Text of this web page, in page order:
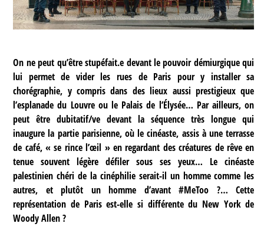
On ne peut qu’être stupéfait.e devant le pouvoir démiurgique qui
lui permet de vider les rues de Paris pour y installer sa
chorégraphie, y compris dans des lieux aussi prestigieux que
l’esplanade du Louvre ou le Palais de l’Élysée… Par ailleurs, on
peut être dubitatif/ve devant la séquence très longue qui
inaugure la partie parisienne, où le cinéaste, assis à une terrasse
de café, « se rince l’œil » en regardant des créatures de rêve en
tenue souvent légère défiler sous ses yeux… Le cinéaste
palestinien chéri de la cinéphilie serait-il un homme comme les
autres, et plutôt un homme d’avant #MeToo ?… Cette
représentation de Paris est-elle si différente du New York de
Woody Allen ?